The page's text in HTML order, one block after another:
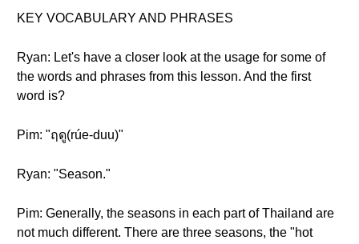
KEY VOCABULARY AND PHRASES
Ryan: Let's have a closer look at the usage for some of
the words and phrases from this lesson. And the first
word is?
Pim: "ฤดู(rúe-duu)"
Ryan: "Season."
Pim: Generally, the seasons in each part of Thailand are
not much different. There are three seasons, the "hot